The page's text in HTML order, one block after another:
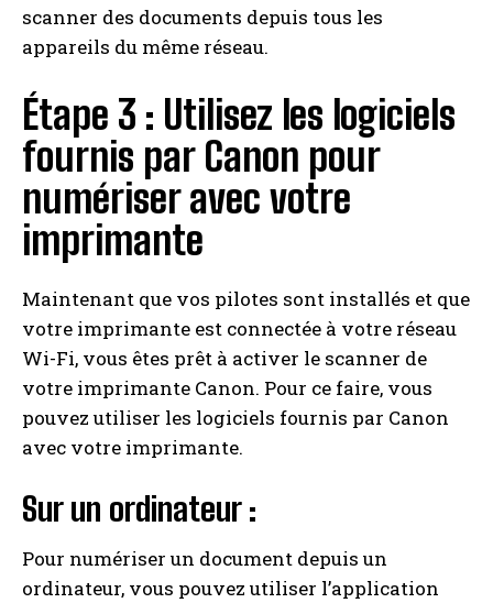
scanner des documents depuis tous les
appareils du même réseau.
Étape 3 : Utilisez les logiciels
fournis par Canon pour
numériser avec votre
imprimante
Maintenant que vos pilotes sont installés et que
votre imprimante est connectée à votre réseau
Wi-Fi, vous êtes prêt à activer le scanner de
votre imprimante Canon. Pour ce faire, vous
pouvez utiliser les logiciels fournis par Canon
avec votre imprimante.
Sur un ordinateur :
Pour numériser un document depuis un
ordinateur, vous pouvez utiliser l’application